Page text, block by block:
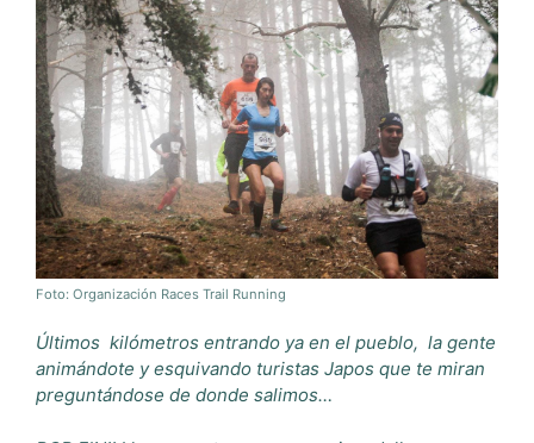
Foto: Organización Races Trail Running
Últimos kilómetros entrando ya en el pueblo, la gente
animándote y esquivando turistas Japos que te miran
preguntándose de donde salimos…